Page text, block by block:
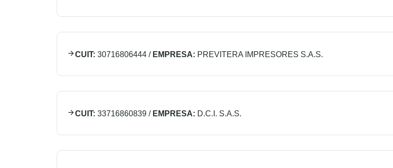
CUIT: 30716806444 / EMPRESA: PREVITERA IMPRESORES S.A.S.
CUIT: 33716860839 / EMPRESA: D.C.I. S.A.S.